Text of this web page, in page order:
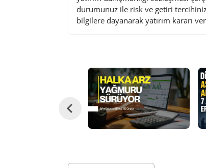
durumunuz ile risk ve getiri
bilgilere dayanarak yatırım kararı